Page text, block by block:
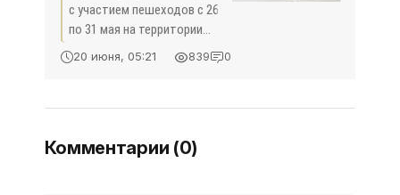
с участием пешеходов с 26
по 31 мая на территории
Республики Крым
мероприятия «Пешеход»
20 июня, 05:21 839 0
Комментарии (0)